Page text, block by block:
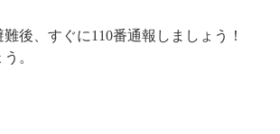
後、すぐに110番通報しましょう！
。